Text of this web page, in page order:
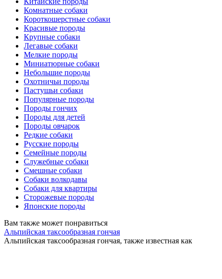
Комнатные собаки
Короткошерстные собаки
Красивые породы
Крупные собаки
Легавые собаки
Мелкие породы
Миниатюрные собаки
Небольшие породы
Охотничьи породы
Пастушьи собаки
Популярные породы
Породы гончих
Породы для детей
Породы овчарок
Редкие собаки
Русские породы
Семейные породы
Служебные собаки
Смешные собаки
Собаки волкодавы
Собаки для квартиры
Сторожевые породы
Японские породы
Вам также может понравиться
Альпийская таксообразная гончая
Альпийская таксообразная гончая, также известная как